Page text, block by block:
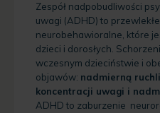
Zespół nadpobudliwości
uwagi (ADHD) to
neurobehawioralne, które
dzieci i dorosłych.
wczesnym dzieciństwie i
objawów: nadmierną
koncentracji uwagi i
ADHD to zaburzenie